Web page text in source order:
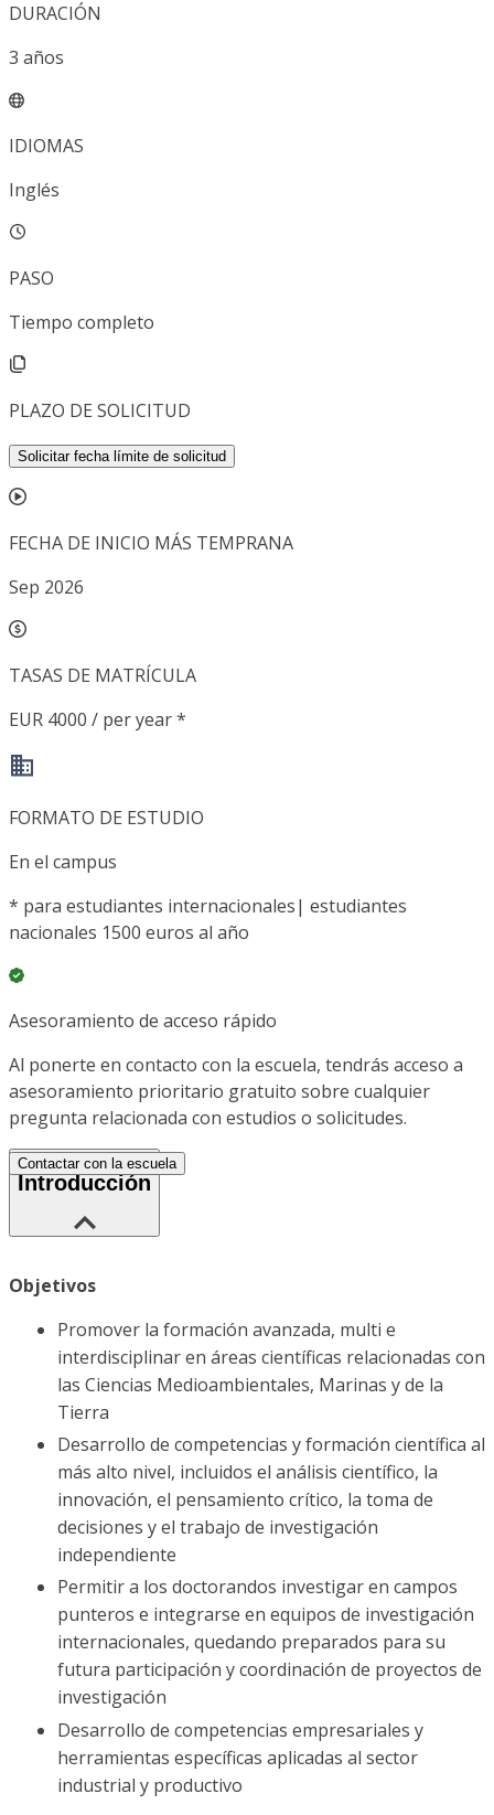
DURACIÓN
3 años
IDIOMAS
Inglés
PASO
Tiempo completo
PLAZO DE SOLICITUD
Solicitar fecha límite de solicitud
FECHA DE INICIO MÁS TEMPRANA
Sep 2026
TASAS DE MATRÍCULA
EUR 4000 / per year *
FORMATO DE ESTUDIO
En el campus
* para estudiantes internacionales| estudiantes
nacionales 1500 euros al año
Asesoramiento de acceso rápido
Al ponerte en contacto con la escuela, tendrás acceso a
asesoramiento prioritario gratuito sobre cualquier
pregunta relacionada con estudios o solicitudes.
Contactar con la escuela
Introducción
Objetivos
Promover la formación avanzada, multi e
interdisciplinar en áreas científicas relacionadas con
las Ciencias Medioambientales, Marinas y de la
Tierra
Desarrollo de competencias y formación científica al
más alto nivel, incluidos el análisis científico, la
innovación, el pensamiento crítico, la toma de
decisiones y el trabajo de investigación
independiente
Permitir a los doctorandos investigar en campos
punteros e integrarse en equipos de investigación
internacionales, quedando preparados para su
futura participación y coordinación de proyectos de
investigación
Desarrollo de competencias empresariales y
herramientas específicas aplicadas al sector
industrial y productivo